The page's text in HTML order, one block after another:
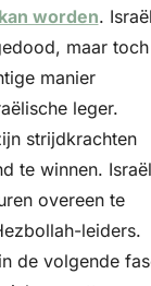
worden.
maar toch
manier
leger.
strijdkrachten
te winnen. Israël
overeen te
leiders.
de volgende